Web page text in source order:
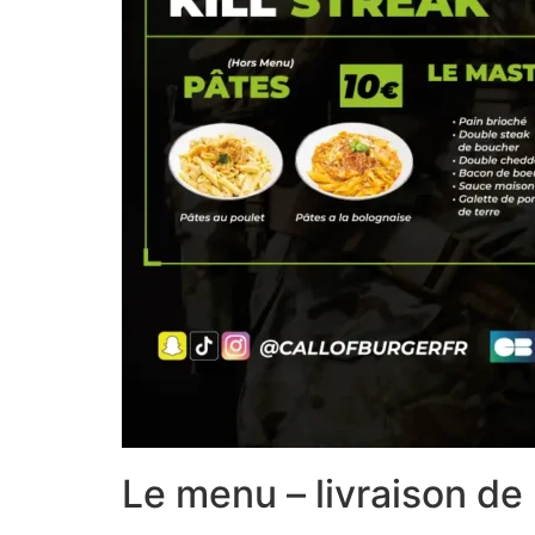
Le menu – livraison